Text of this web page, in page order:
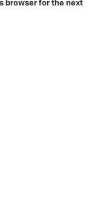
browser for the next